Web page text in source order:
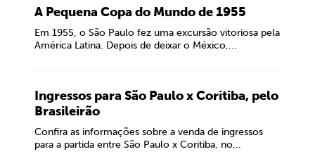
A Pequena Copa do Mundo de 1955
Em 1955, o São Paulo fez uma excursão vitoriosa pela
América Latina. Depois de deixar o México,...
Ingressos para São Paulo x Coritiba, pelo
Brasileirão
Confira as informações sobre a venda de ingressos
para a partida entre São Paulo x Coritiba, no...